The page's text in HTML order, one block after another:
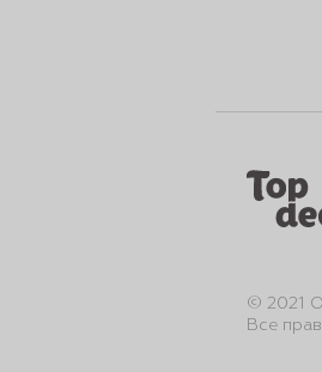
© 2021
Все